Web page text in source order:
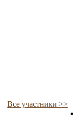
Все участники >>